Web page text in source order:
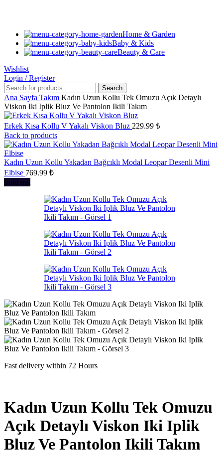
Home & Garden
Baby & Kids
Beauty & Care
Wishlist
Login / Register
Search
Ana Sayfa Takım Kadın Uzun Kollu Tek Omuzu Açık Detaylı
Viskon Iki Iplik Bluz Ve Pantolon Ikili Takım
Erkek Kısa Kollu V Yakalı Viskon Bluz 229.99 ₺
Back to products
Kadın Uzun Kollu Yakadan Bağcıklı Modal Leopar Desenli Mini
Elbise 769.99 ₺
Sold out
Fast delivery within 72 Hours
Kadın Uzun Kollu Tek Omuzu
Açık Detaylı Viskon Iki Iplik
Bluz Ve Pantolon Ikili Takım